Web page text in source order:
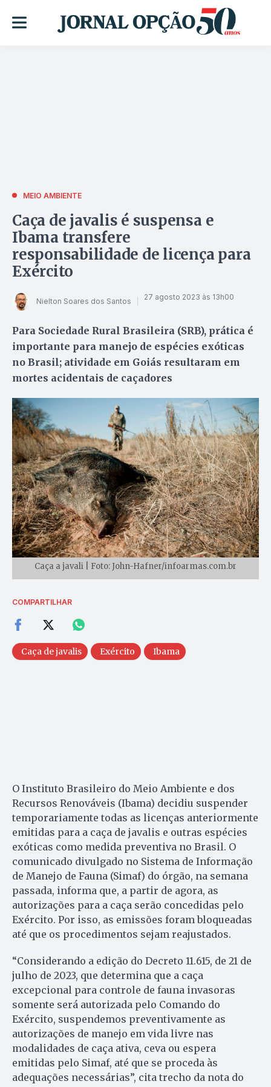
MEIO AMBIENTE
Caça de javalis é suspensa e
Ibama transfere
responsabilidade de licença para
Exército
Nielton Soares dos Santos 27 agosto 2023 às 13h00
Para Sociedade Rural Brasileira (SRB), prática é
importante para manejo de espécies exóticas
no Brasil; atividade em Goiás resultaram em
mortes acidentais de caçadores
Caça a javali | Foto: John-Hafner/infoarmas.com.br
COMPARTILHAR
Caça de javalis Exército Ibama
O Instituto Brasileiro do Meio Ambiente e dos
Recursos Renováveis ​​(Ibama) decidiu suspender
temporariamente todas as licenças anteriormente
emitidas para a caça de javalis e outras espécies
exóticas como medida preventiva no Brasil. O
comunicado divulgado no Sistema de Informação
de Manejo de Fauna (Simaf) do órgão, na semana
passada, informa que, a partir de agora, as
autorizações para a caça serão concedidas pelo
Exército. Por isso, as emissões foram bloqueadas
até que os procedimentos sejam reajustados.
“Considerando a edição do Decreto 11.615, de 21 de
julho de 2023, que determina que a caça
excepcional para controle de fauna invasoras
somente será autorizada pelo Comando do
Exército, suspendemos preventivamente as
autorizações de manejo em vida livre nas
modalidades de caça ativa, ceva ou espera
emitidas pelo Simaf, até que se proceda às
adequações necessárias”, cita trecho da nota do